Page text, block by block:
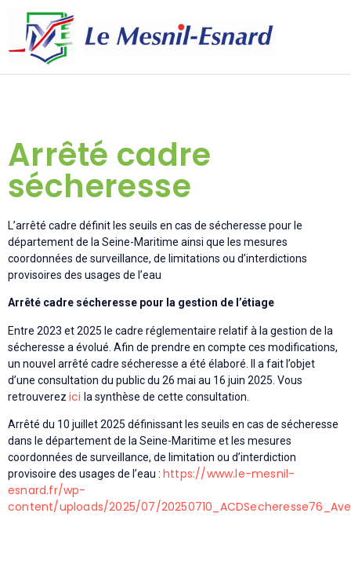
Arrêté cadre
sécheresse
L’arrêté cadre définit les seuils en cas de sécheresse pour le
département de la Seine-Maritime ainsi que les mesures
coordonnées de surveillance, de limitations ou d’interdictions
provisoires des usages de l’eau
Arrêté cadre sécheresse pour la gestion de l’étiage
Entre 2023 et 2025 le cadre réglementaire relatif à la gestion de la
sécheresse a évolué. Afin de prendre en compte ces modifications,
un nouvel arrêté cadre sécheresse a été élaboré. Il a fait l’objet
d’une consultation du public du 26 mai au 16 juin 2025. Vous
retrouverez ici la synthèse de cette consultation.
Arrêté du 10 juillet 2025 définissant les seuils en cas de sécheresse
dans le département de la Seine-Maritime et les mesures
coordonnées de surveillance, de limitation ou d’interdiction
provisoire des usages de l’eau : https://www.le-mesnil-
esnard.fr/wp-
content/uploads/2025/07/